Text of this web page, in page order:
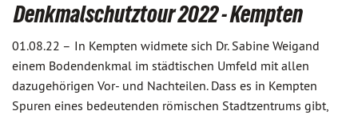
Denkmalschutztour 2022 - Kempten
01.08.22 – In Kempten widmete sich Dr. Sabine Weigand
einem Bodendenkmal im städtischen Umfeld mit allen
dazugehörigen Vor- und Nachteilen. Dass es in Kempten
Spuren eines bedeutenden römischen Stadtzentrums gibt,